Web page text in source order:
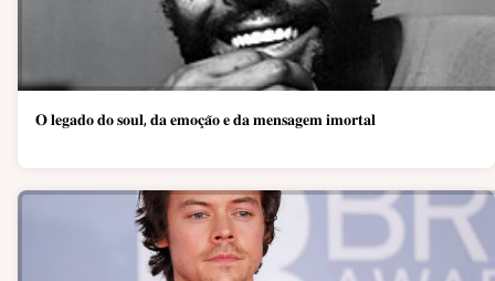
𝐎 𝐥𝐞𝐠𝐚𝐝𝐨 𝐝𝐨 𝐬𝐨𝐮𝐥, 𝐝𝐚 𝐞𝐦𝐨𝐜̧𝐚̃𝐨 𝐞 𝐝𝐚 𝐦𝐞𝐧𝐬𝐚𝐠𝐞𝐦 𝐢𝐦𝐨𝐫𝐭𝐚𝐥